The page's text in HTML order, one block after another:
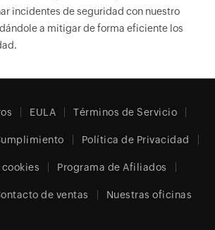
incidentes de seguridad con nuestro
a mitigar de forma eficiente los
EULA Términos de Servicio
Política de Privacidad
Programa de Afiliados
de ventas Nuestras oficinas